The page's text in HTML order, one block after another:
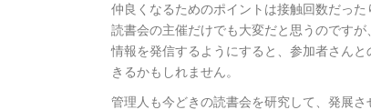
仲良くなるためのポイントは接触回数だった
読書会の主催だけでも大変だと思うのです
情報を発信するようにすると、参加者さん
きるかもしれません。
管理人も今どきの読書会を研究して、発展